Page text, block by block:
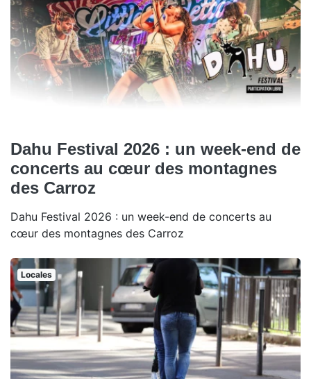
Dahu Festival 2026 : un week-end de
concerts au cœur des montagnes
des Carroz
Dahu Festival 2026 : un week-end de concerts au
cœur des montagnes des Carroz
Locales